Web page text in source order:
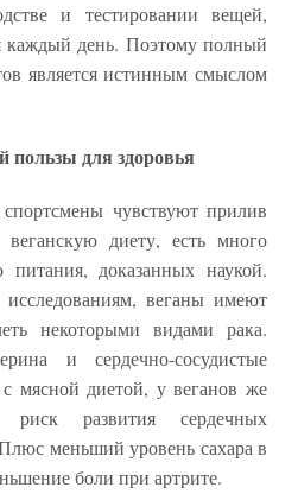
и тестировании вещей,
каждый день. Поэтому полный
является истинным смыслом
пользы для здоровья
чувствуют прилив
диету, есть много
питания, доказанных наукой.
веганы имеют
некоторыми видами рака.
и сердечно-сосудистые
с мясной диетой, у веганов же
риск развития сердечных
меньший уровень сахара в
боли при артрите.